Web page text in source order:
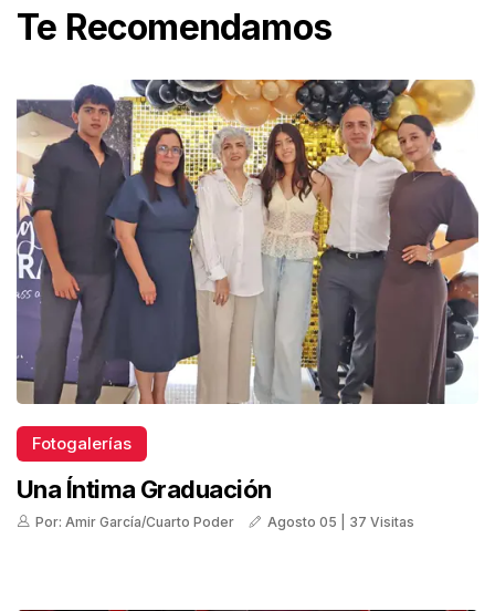
Te Recomendamos
Fotogalerías
Una Íntima Graduación
Por: Amir García/Cuarto Poder Agosto 05 | 37 Visitas